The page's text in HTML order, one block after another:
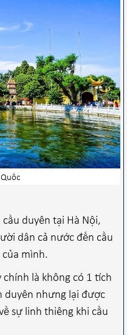
duyên tại Hà Nội,
dân cả nước đến cầu
mình.
là không có 1 tích
duyên nhưng lại được
sự linh thiêng khi cầu